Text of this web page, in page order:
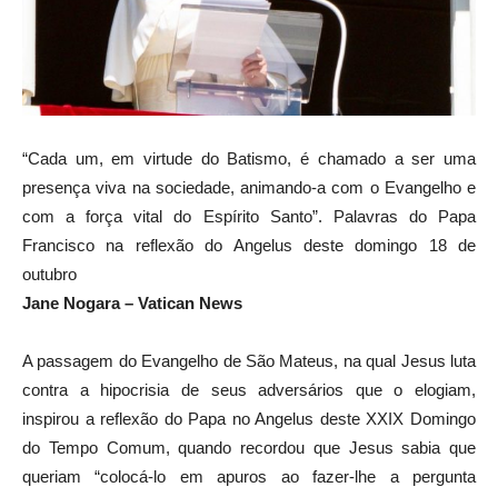
“Cada um, em virtude do Batismo, é chamado a ser uma
presença viva na sociedade, animando-a com o Evangelho e
com a força vital do Espírito Santo”. Palavras do Papa
Francisco na reflexão do Angelus deste domingo 18 de
outubro
Jane Nogara – Vatican News
A passagem do Evangelho de São Mateus, na qual Jesus luta
contra a hipocrisia de seus adversários que o elogiam,
inspirou a reflexão do Papa no Angelus deste XXIX Domingo
do Tempo Comum, quando recordou que Jesus sabia que
queriam “colocá-lo em apuros ao fazer-lhe a pergunta